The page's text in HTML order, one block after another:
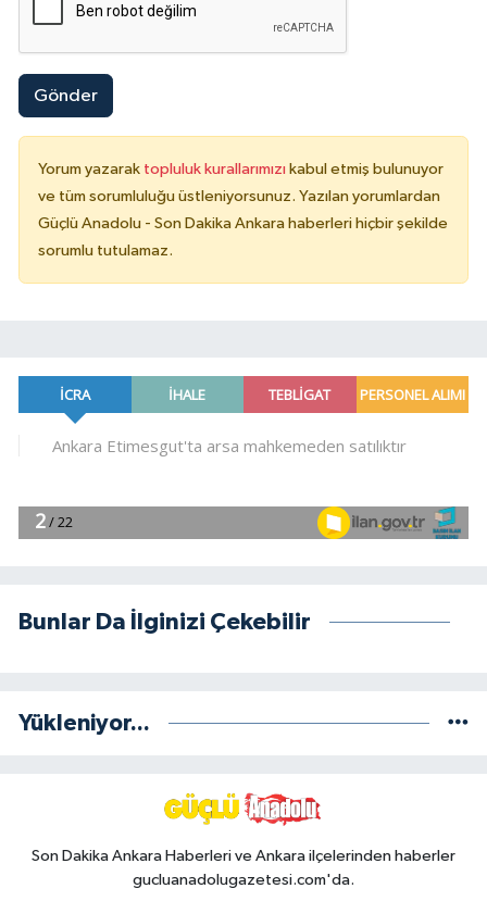
Gönder
Yorum yazarak topluluk kurallarımızı kabul etmiş bulunuyor
ve tüm sorumluluğu üstleniyorsunuz. Yazılan yorumlardan
Güçlü Anadolu - Son Dakika Ankara haberleri hiçbir şekilde
sorumlu tutulamaz.
Bunlar Da İlginizi Çekebilir
Yükleniyor...
Son Dakika Ankara Haberleri ve Ankara ilçelerinden haberler
gucluanadolugazetesi.com'da.